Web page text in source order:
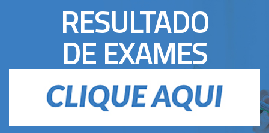
RESULTADO
DE EXAMES